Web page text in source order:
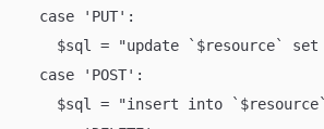
  case 'PUT':
$sql = "update `$resource`
  case 'POST':
$sql = "insert into